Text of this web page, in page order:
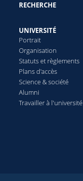
RECHERCHE
UNIVERSITÉ
Portrait
Organisation
Statuts et règlements
Plans d'accès
Science & société
Alumni
Travailler à l'université